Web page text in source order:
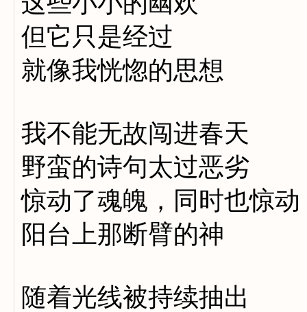
但它只是经过
就像我恍惚的思想
我不能无故闯进春天
野蛮的诗句太过恶劣
惊动了魂魄，同时也惊动
阳台上那断臂的神
随着光线被持续抽出